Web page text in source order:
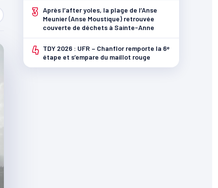
3 Après l’after yoles, la plage de l’Anse
Meunier (Anse Moustique) retrouvée
couverte de déchets à Sainte-Anne
4 TDY 2026 : UFR – Chanflor remporte la 6ᵉ
étape et s’empare du maillot rouge